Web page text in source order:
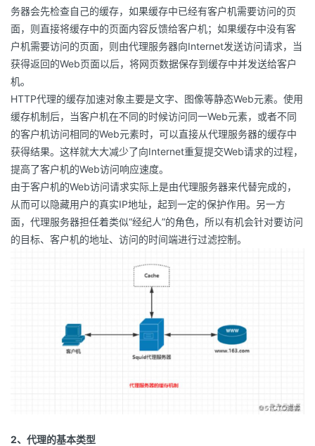
者
我
的
客
我
论
坛
的
圈
子
我
的
直
我
的
我
学
务器会先检查自己的缓存，如果缓存中已经有客户机需要访问的页
面，则直接将缓存中的页面内容反馈给客户机；如果缓存中没有客
户机需要访问的页面，则由代理服务器向Internet发送访问请求，当
获得返回的Web页面以后，将网页数据保存到缓存中并发送给客户
机。
HTTP代理的缓存加速对象主要是文字、图像等静态Web元素。使用
缓存机制后，当客户机在不同的时候访问同一Web元素，或者不同
的客户机访问相同的Web元素时，可以直接从代理服务器的缓存中
获得结果。这样就大大减少了向Internet重复提交Web请求的过程，
提高了客户机的Web访问响应速度。
由于客户机的Web访问请求实际上是由代理服务器来代替完成的，
从而可以隐藏用户的真实IP地址，起到一定的保护作用。另一方
面，代理服务器担任着类似“经纪人”的角色，所以有机会针对要访问
的目标、客户机的地址、访问的时间端进行过滤控制。
2、代理的基本类型